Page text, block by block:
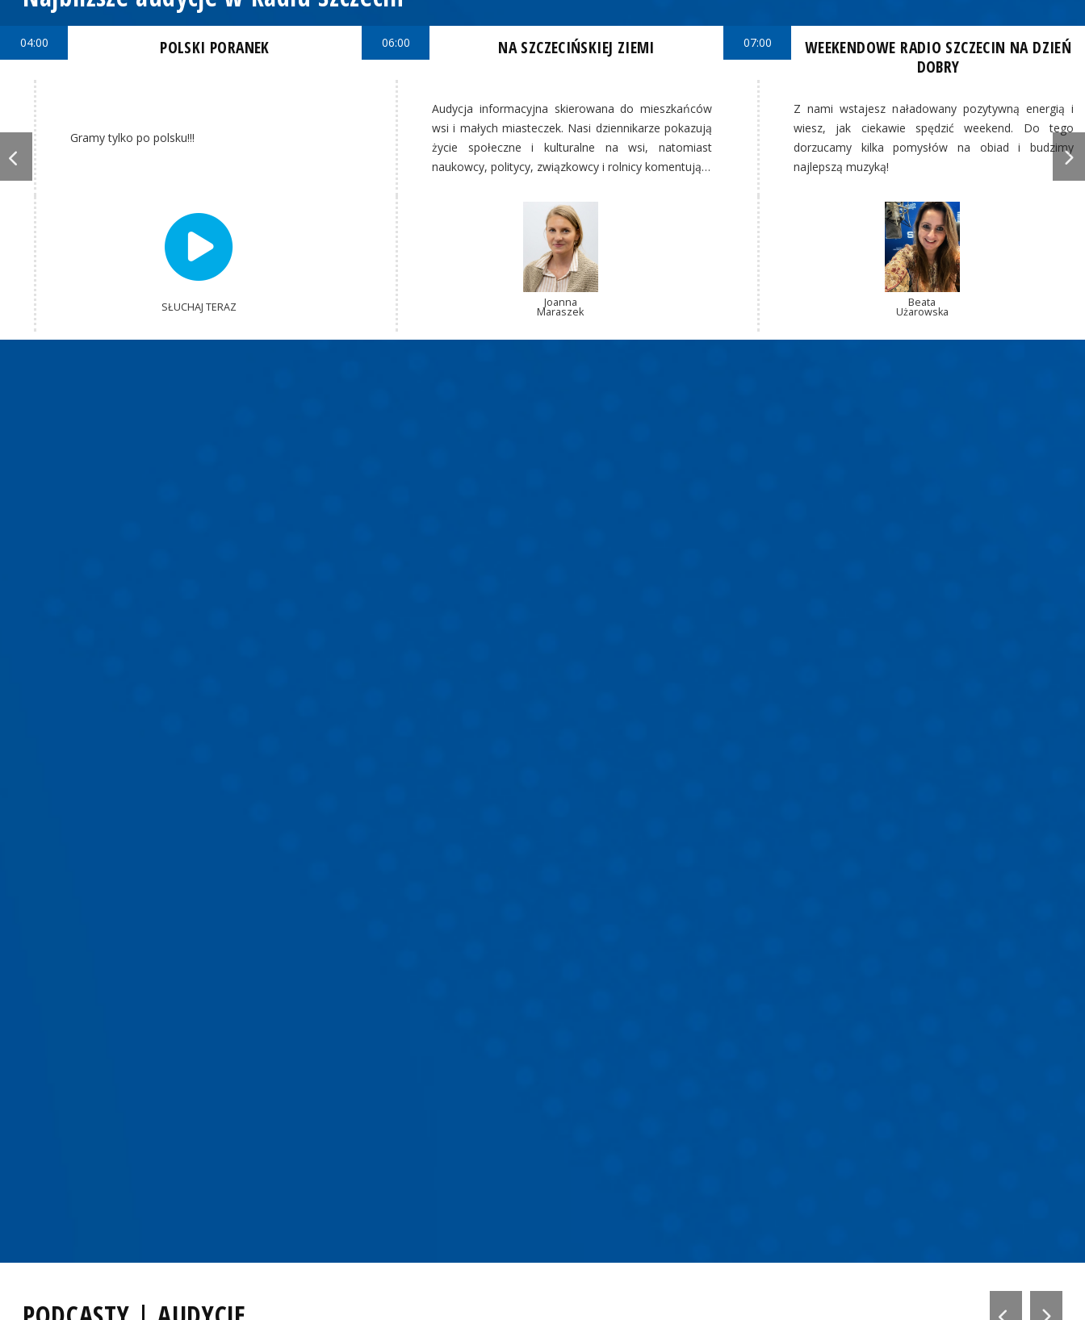
04:00 POLSKI PORANEK
Gramy tylko po polsku!!!
SŁUCHAJ TERAZ
06:00 NA SZCZECIŃSKIEJ ZIEMI
Audycja informacyjna skierowana do mieszkańców
wsi i małych miasteczek. Nasi dziennikarze pokazują
życie społeczne i kulturalne na wsi, natomiast
naukowcy, politycy, związkowcy i rolnicy komentują…
Joanna
Maraszek
07:00
WEEKENDOWE RADIO SZCZECIN NA DZIEŃ
DOBRY
Z nami wstajesz naładowany pozytywną energią i
wiesz, jak ciekawie spędzić weekend. Do tego
dorzucamy kilka pomysłów na obiad i budzimy
najlepszą muzyką!
Beata
Użarowska